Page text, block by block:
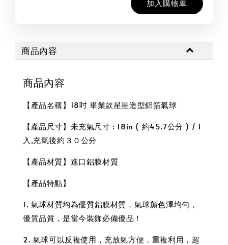
加入購物車
商品內容
商品內容
【產品名稱】18吋 畢業款星星造型鋁箔氣球
【產品尺寸】未充氣尺寸 : 18in ( 約45.7公分 ) / 1
入,充氣後約３０公分
【產品材質】進口鋁膜材質
【產品特點】
1. 氣球材質均為優質鋁膜材質，氣球顏色澤均勻，
優質品質，是當今裝飾必備優品！
2. 氣球可以反複使用，充放氣方便，重複利用，超